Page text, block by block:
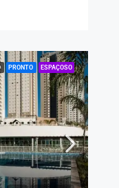
PRONTO ESPAÇOSO